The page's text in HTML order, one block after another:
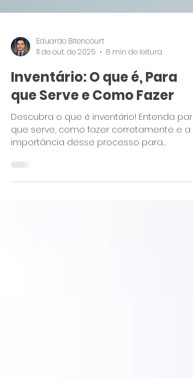
Eduardo Bitencourt
11 de out. de 2025
8 min de leitura
Inventário: O que é, Para
que Serve e Como Fazer
que serve, como fazer corretamente e a
importância desse processo para